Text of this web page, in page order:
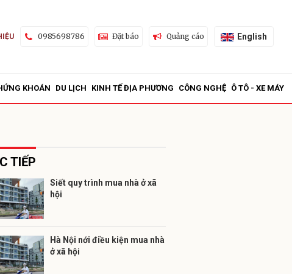
0985698786 Đặt báo Quảng cáo English
KHOÁN DU LỊCH KINH TẾ ĐỊA PHƯƠNG CÔNG NGHỆ Ô TÔ - XE MÁY
TIẾP
Siết quy trình mua nhà ở xã
hội
Hà Nội nới điều kiện mua nhà
ở xã hội
Gửi